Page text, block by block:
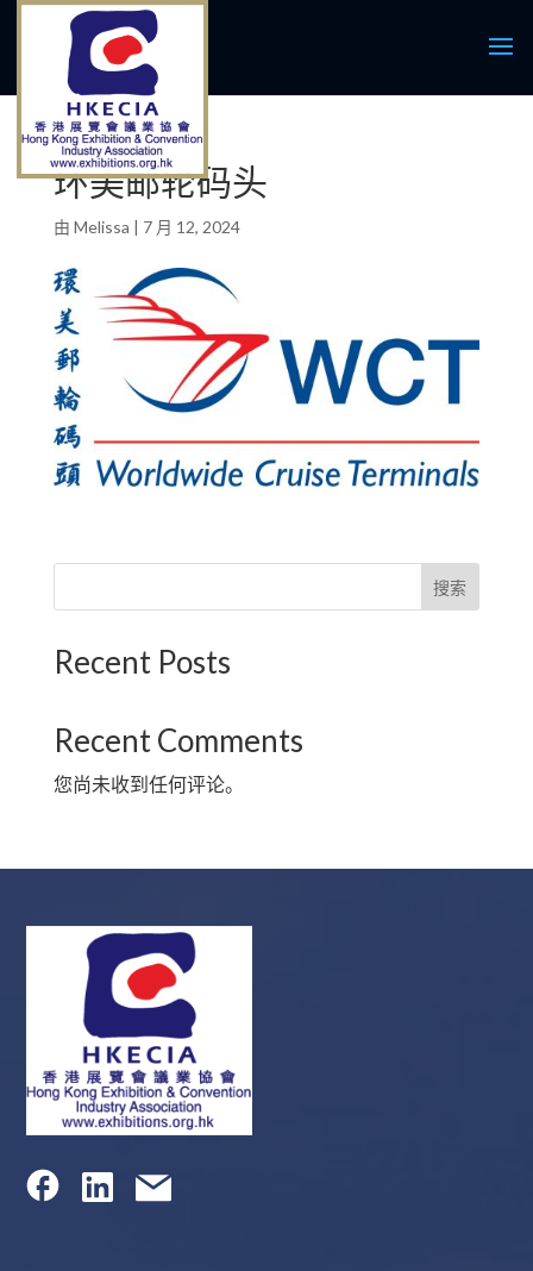
环美邮轮码头
由 Melissa | 7 月 12, 2024
搜索
Recent Posts
Recent Comments
您尚未收到任何评论。